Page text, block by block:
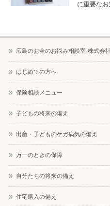
に重要な
広島のお金のお悩み相談室-株式会
はじめての方へ
保険相談メニュー
子どもの将来の備え
出産・子どものケガ病気の備え
万一のときの保障
自分たちの将来の備え
住宅購入の備え